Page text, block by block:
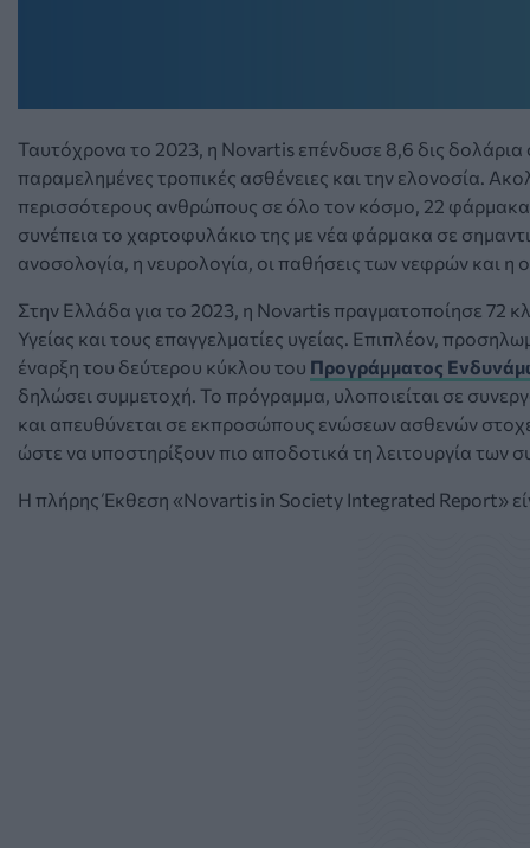
Ταυτόχρονα το 2023, η Novartis επένδυσε 8,6 δις
παραμελημένες τροπικές ασθένειες και την ελονοσία.
περισσότερους ανθρώπους σε όλο τον κόσμο, 22 φάρμακα
συνέπεια το χαρτοφυλάκιο της με νέα φάρμακα σε
ανοσολογία, η νευρολογία, οι παθήσεις των νεφρών και η
Στην Ελλάδα για το 2023, η Novartis πραγματοποίησε 72
Υγείας και τους επαγγελματίες υγείας. Επιπλέον,
έναρξη του δεύτερου κύκλου του Προγράμματος
δηλώσει συμμετοχή. Το πρόγραμμα, υλοποιείται σε
και απευθύνεται σε εκπροσώπους ενώσεων ασθενών
ώστε να υποστηρίξουν πιο αποδοτικά τη λειτουργία των
Η πλήρης Έκθεση «Novartis in Society Integrated Report»